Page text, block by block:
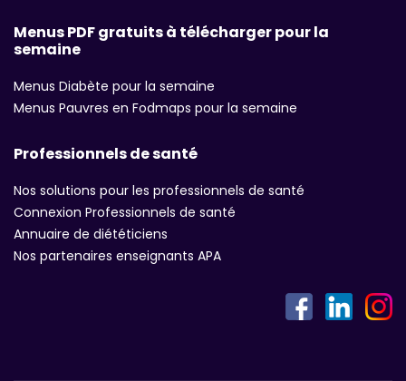
Menus PDF gratuits à télécharger pour la
semaine
Menus Diabète pour la semaine
Menus Pauvres en Fodmaps pour la semaine
Professionnels de santé
Nos solutions pour les professionnels de santé
Connexion Professionnels de santé
Annuaire de diététiciens
Nos partenaires enseignants APA